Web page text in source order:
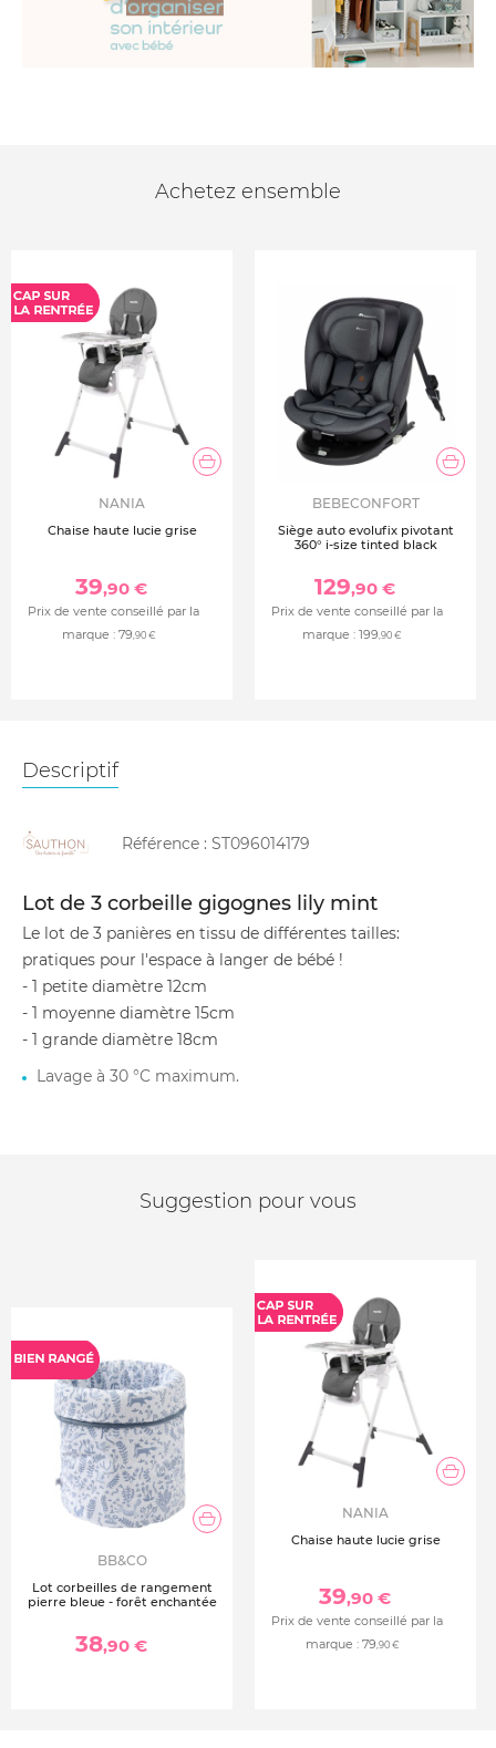
Achetez ensemble
NANIA
Chaise haute lucie grise
39,90 €
Prix de vente conseillé par la
marque : 79 ,90 €
BEBECONFORT
Siège auto evolufix pivotant
360° i-size tinted black
129,90 €
Prix de vente conseillé par la
marque : 199 ,90 €
Descriptif
Référence : ST096014179
Lot de 3 corbeille gigognes lily mint
Le lot de 3 panières en tissu de différentes tailles:
pratiques pour l'espace à langer de bébé !
- 1 petite diamètre 12cm
- 1 moyenne diamètre 15cm
- 1 grande diamètre 18cm
Lavage à 30 °C maximum.
Suggestion pour vous
BB&CO
Lot corbeilles de rangement
pierre bleue - forêt enchantée
38,90 €
NANIA
Chaise haute lucie grise
39,90 €
Prix de vente conseillé par la
marque : 79 ,90 €